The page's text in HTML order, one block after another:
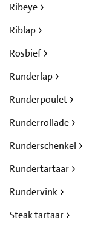
Ribeye
Riblap
Rosbief
Runderlap
Runderpoulet
Runderrollade
Runderschenkel
Rundertartaar
Rundervink
Steak tartaar